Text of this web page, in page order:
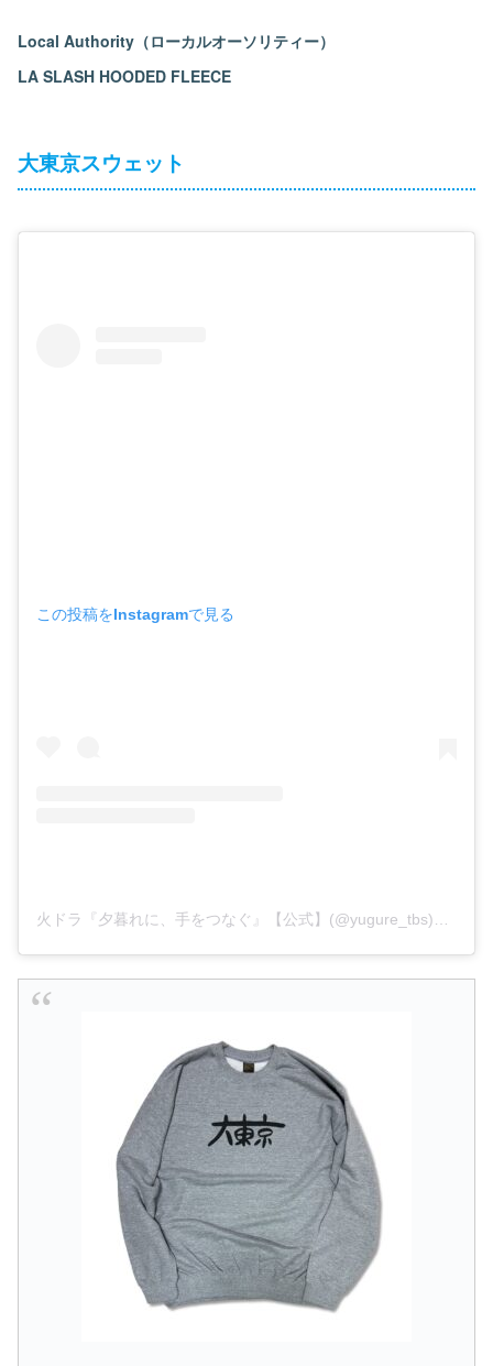
Local Authority（ローカルオーソリティー）
LA SLASH HOODED FLEECE
大東京スウェット
この投稿をInstagramで見る